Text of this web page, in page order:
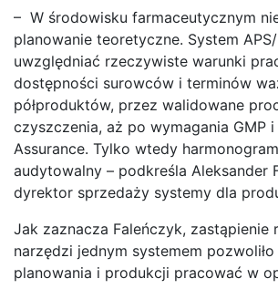
– W środowisku farmaceutycznym
planowanie teoretyczne. System
uwzględniać rzeczywiste warunki
dostępności surowców i terminów
półproduktów, przez walidowane
czyszczenia, aż po wymagania GMP
Assurance. Tylko wtedy
audytowalny – podkreśla Aleksander
dyrektor sprzedaży systemy dla
Jak zaznacza Faleńczyk, zastąpienie
narzędzi jednym systemem pozwoliło
planowania i produkcji pracować w